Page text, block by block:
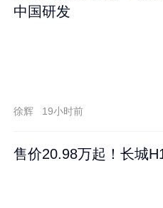
中国研发
徐辉 19小时前
售价20.98万起！长城